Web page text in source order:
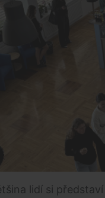
lidí si